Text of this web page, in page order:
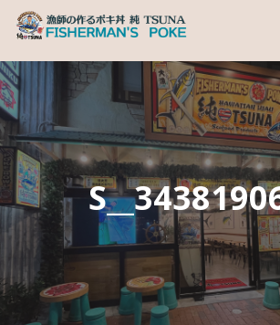
Skip